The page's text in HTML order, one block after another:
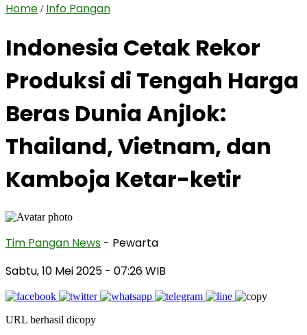
Home / Info Pangan
Indonesia Cetak Rekor
Produksi di Tengah Harga
Beras Dunia Anjlok:
Thailand, Vietnam, dan
Kamboja Ketar-ketir
Tim Pangan News - Pewarta
Sabtu, 10 Mei 2025 - 07:26 WIB
URL berhasil dicopy